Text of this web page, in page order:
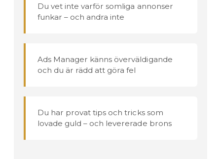
Du vet inte varför somliga annonser
funkar – och andra inte
Ads Manager känns överväldigande
och du är rädd att göra fel
Du har provat tips och tricks som
lovade guld – och levererade brons